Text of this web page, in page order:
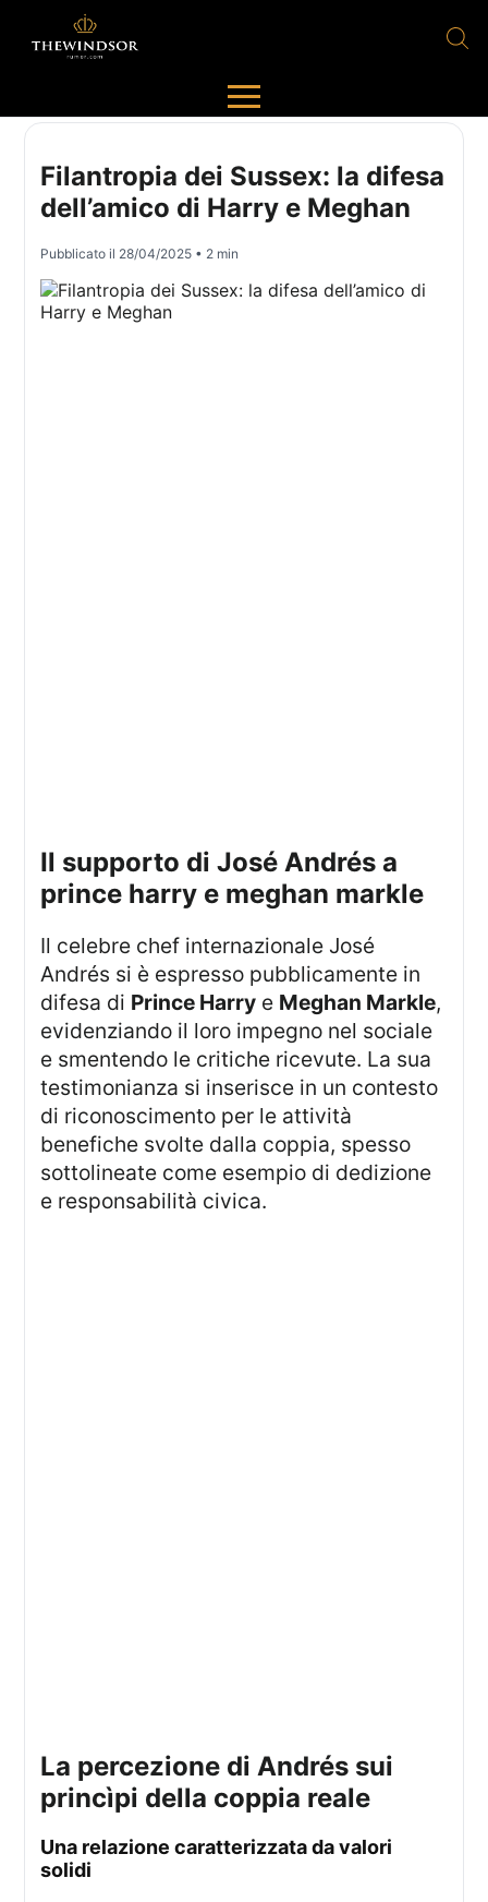
Filantropia dei Sussex: la difesa
dell’amico di Harry e Meghan
Pubblicato il 28/04/2025 • 2 min
il supporto di José Andrés a
prince harry e meghan markle
Il celebre chef internazionale José
Andrés si è espresso pubblicamente in
difesa di Prince Harry e Meghan Markle,
evidenziando il loro impegno nel sociale
e smentendo le critiche ricevute. La sua
testimonianza si inserisce in un contesto
di riconoscimento per le attività
benefiche svolte dalla coppia, spesso
sottolineate come esempio di dedizione
e responsabilità civica.
la percezione di Andrés sui
princìpi della coppia reale
una relazione caratterizzata da valori
solidi